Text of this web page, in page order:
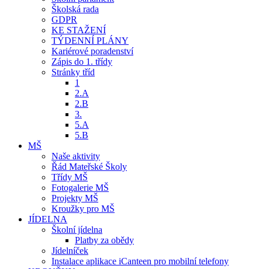
Školská rada
GDPR
KE STAŽENÍ
TÝDENNÍ PLÁNY
Kariérové poradenství
Zápis do 1. třídy
Stránky tříd
1
2.A
2.B
3.
5.A
5.B
MŠ
Naše aktivity
Řád Mateřské Školy
Třídy MŠ
Fotogalerie MŠ
Projekty MŠ
Kroužky pro MŠ
JÍDELNA
Školní jídelna
Platby za obědy
Jídelníček
Instalace aplikace iCanteen pro mobilní telefony